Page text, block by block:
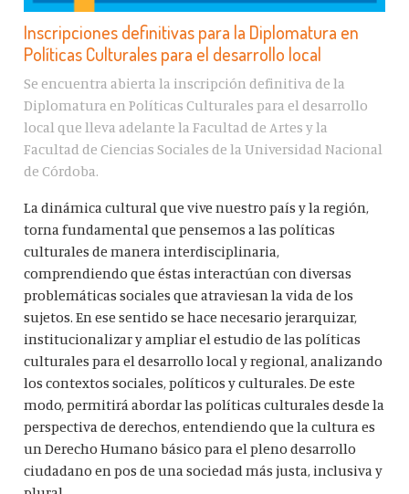
Inscripciones definitivas para la Diplomatura en
Políticas Culturales para el desarrollo local
Se encuentra abierta la inscripción definitiva de la
Diplomatura en Políticas Culturales para el desarrollo
local que lleva adelante la Facultad de Artes y la
Facultad de Ciencias Sociales de la Universidad Nacional
de Córdoba.
La dinámica cultural que vive nuestro país y la región,
torna fundamental que pensemos a las políticas
culturales de manera interdisciplinaria,
comprendiendo que éstas interactúan con diversas
problemáticas sociales que atraviesan la vida de los
sujetos. En ese sentido se hace necesario jerarquizar,
institucionalizar y ampliar el estudio de las políticas
culturales para el desarrollo local y regional, analizando
los contextos sociales, políticos y culturales. De este
modo, permitirá abordar las políticas culturales desde la
perspectiva de derechos, entendiendo que la cultura es
un Derecho Humano básico para el pleno desarrollo
ciudadano en pos de una sociedad más justa, inclusiva y